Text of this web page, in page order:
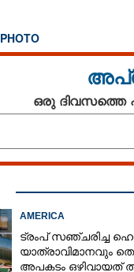
PHOTO
ഒരു
AMERICA
ട്രംപ് സഞ്ചരിച്ച
യാത്രാവിമാനവും
അപകടം ഒഴിവായത്